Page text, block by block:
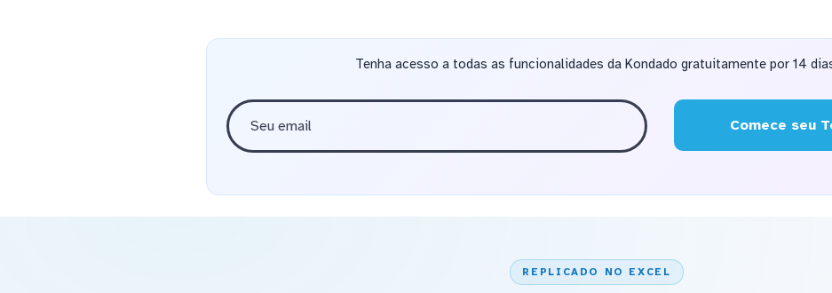
Tenha acesso a todas as funcionalidades da Kondado gratuitamente por 14
Comece seu
REPLICADO NO EXCEL